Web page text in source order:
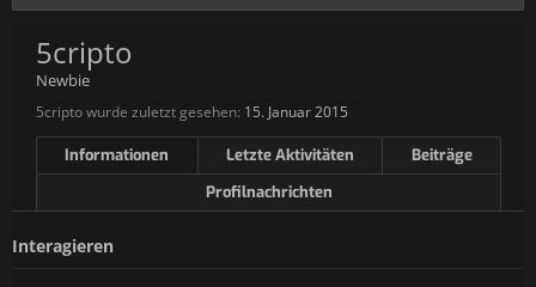
5cripto
Newbie
5cripto wurde zuletzt gesehen: 15. Januar 2015
Informationen Letzte Aktivitäten
Beiträge
Profilnachrichten
Interagieren